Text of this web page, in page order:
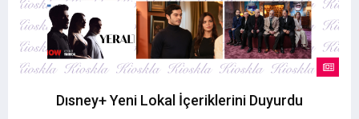
Dısney+ Yeni Lokal İçeriklerini Duyurdu